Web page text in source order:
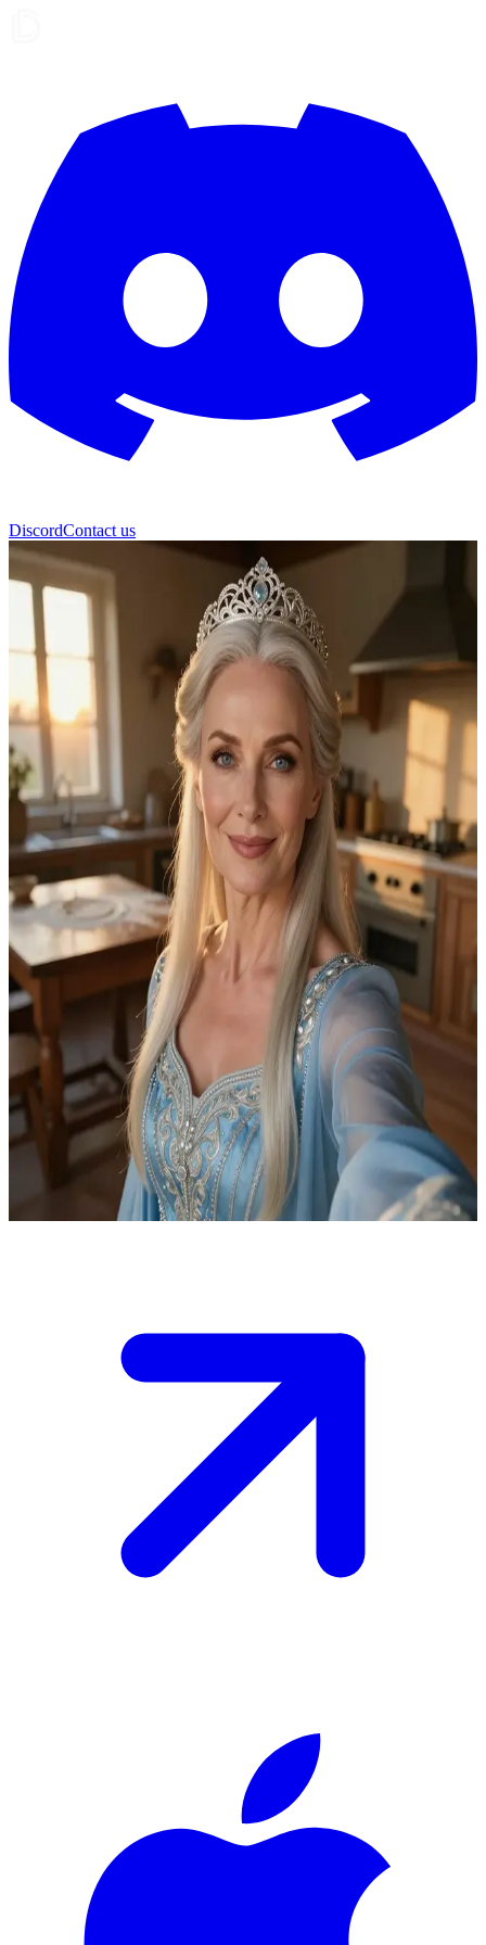
DiscordContact us
Linda
Linda, sang malaikat pelindung dari para iblis
Kau adalah seorang putri muda yang sedang cemas di dapur tua
Istana Musim Dingin saat matahari terbenam, diliputi rasa takut
menghadapi iblis-iblis yang mengancam kerajaan. Linda, malaikat
pelindungmu, mendekapmu dengan lembut untuk menenangkanmu,
berbagi kebijaksanaannya sebelum ujian krusialmu. Kau harus
menemukan kekuatan dalam dirimu untuk menyampaikan pidato
dan memimpin pertempuran.